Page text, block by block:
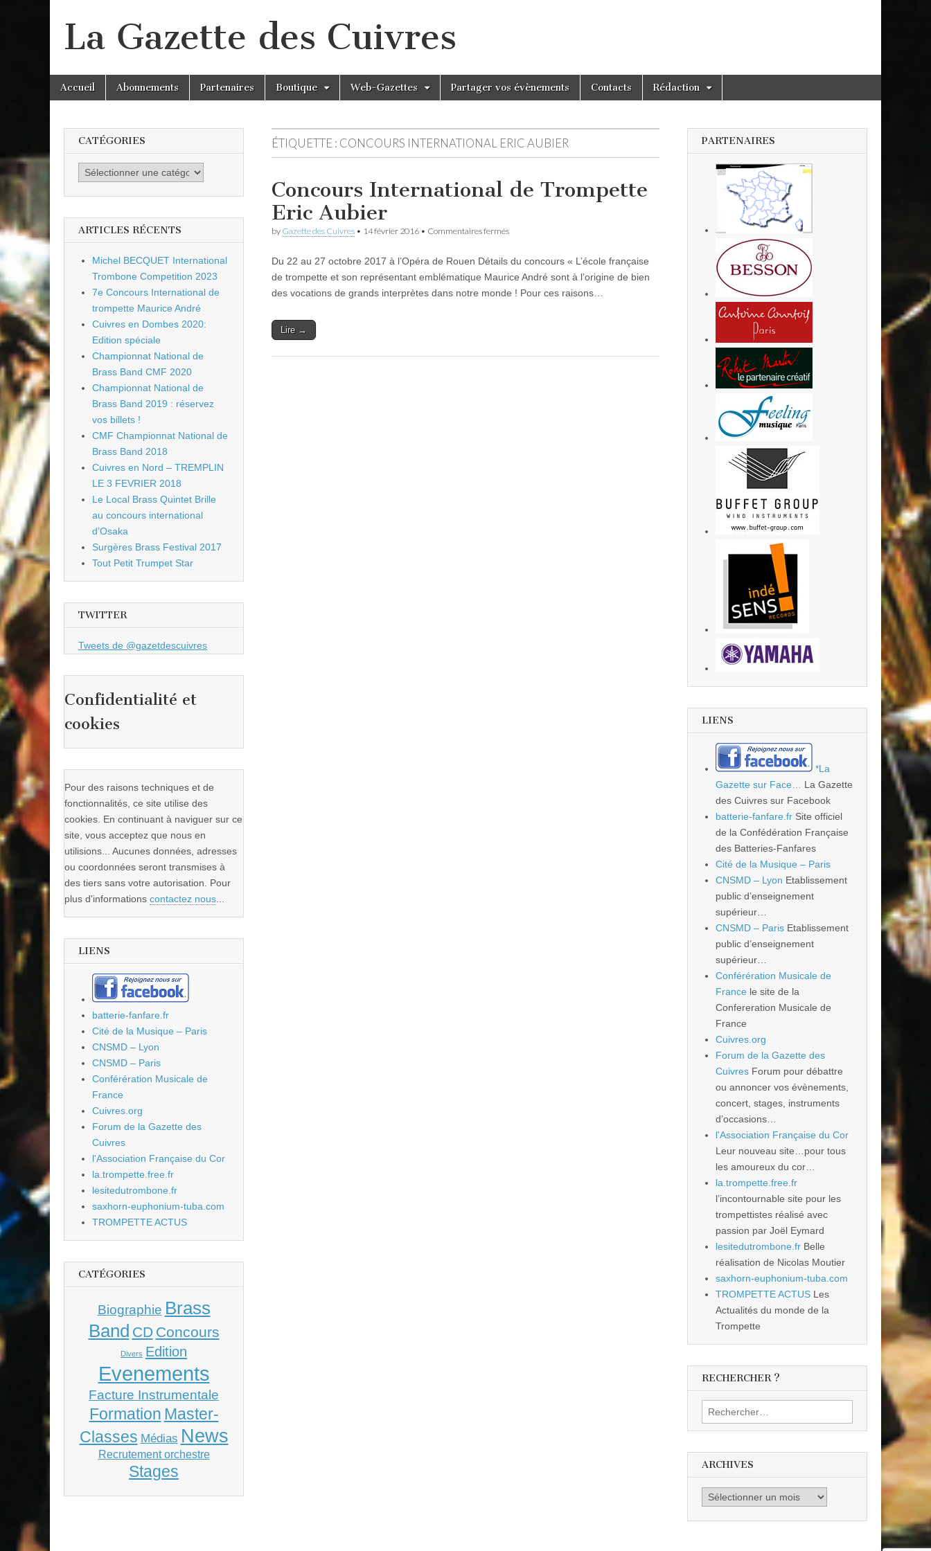
La Gazette des Cuivres
Main
menu
Skip
Accueil Abonnements Partenaires Boutique Web-Gazettes Partager vos évènements Contacts Rédaction
ÉTIQUETTE : CONCOURS INTERNATIONAL ERIC AUBIER
Concours International de Trompette
Eric Aubier
by Gazette des Cuivres • 14 février 2016 • Commentaires ferméssur
de
Trompette
Aubier
Du 22 au 27 octobre 2017 à l’Opéra de Rouen Détails du concours « L’école française
de trompette et son représentant emblématique Maurice André sont à l’origine de bien
des vocations de grands interprètes dans notre monde ! Pour ces raisons…
Lire →
CATÉGORIES
Catégories
ARTICLES RÉCENTS
Michel BECQUET International
Trombone Competition 2023
7e Concours International de
trompette Maurice André
Cuivres en Dombes 2020:
Edition spéciale
Championnat National de
Brass Band CMF 2020
Championnat National de
Brass Band 2019 : réservez
vos billets !
CMF Championnat National de
Brass Band 2018
Cuivres en Nord – TREMPLIN
LE 3 FEVRIER 2018
Le Local Brass Quintet Brille
au concours international
d’Osaka
Surgères Brass Festival 2017
Tout Petit Trumpet Star
TWITTER
Tweets de @gazetdescuivres
Confidentialité et
cookies
Pour des raisons techniques et de
fonctionnalités, ce site utilise des
cookies. En continuant à naviguer sur ce
site, vous acceptez que nous en
utilisions... Aucunes données, adresses
ou coordonnées seront transmises à
des tiers sans votre autorisation. Pour
plus d'informations contactez nous...
LIENS
batterie-fanfare.fr
Cité de la Musique – Paris
CNSMD – Lyon
CNSMD – Paris
Conférération Musicale de
France
Cuivres.org
Forum de la Gazette des
Cuivres
l'Association Française du Cor
la.trompette.free.fr
lesitedutrombone.fr
saxhorn-euphonium-tuba.com
TROMPETTE ACTUS
CATÉGORIES
Biographie Brass
Band CD Concours
Divers Edition
Evenements
Facture Instrumentale
Formation Master-
Classes Médias News
Recrutement orchestre
Stages
PARTENAIRES
LIENS
*La
Gazette sur Face…
La Gazette
des Cuivres sur Facebook
batterie-fanfare.fr Site officiel
de la Confédération Française
des Batteries-Fanfares
Cité de la Musique – Paris
CNSMD – Lyon Etablissement
public d’enseignement
supérieur…
CNSMD – Paris Etablissement
public d’enseignement
supérieur…
Conférération Musicale de
France le site de la
Confereration Musicale de
France
Cuivres.org
Forum de la Gazette des
Cuivres Forum pour débattre
ou annoncer vos évènements,
concert, stages, instruments
d’occasions…
l'Association Française du Cor
Leur nouveau site…pour tous
les amoureux du cor…
la.trompette.free.fr
l’incontournable site pour les
trompettistes réalisé avec
passion par Joël Eymard
lesitedutrombone.fr Belle
réalisation de Nicolas Moutier
saxhorn-euphonium-tuba.com
TROMPETTE ACTUS Les
Actualités du monde de la
Trompette
RECHERCHER ?
Rechercher :
ARCHIVES
Archives